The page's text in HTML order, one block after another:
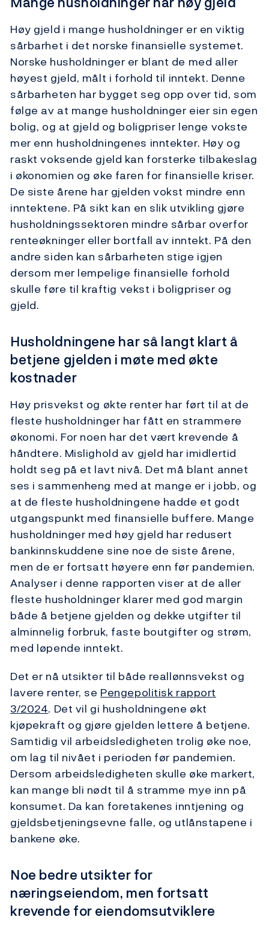
Høy gjeld i mange husholdninger er en viktig
sårbarhet i det norske finansielle systemet.
Norske husholdninger er blant de med aller
høyest gjeld, målt i forhold til inntekt. Denne
sårbarheten har bygget seg opp over tid, som
følge av at mange husholdninger eier sin egen
bolig, og at gjeld og boligpriser lenge vokste
mer enn husholdningenes inntekter. Høy og
raskt voksende gjeld kan forsterke tilbakeslag
i økonomien og øke faren for finansielle kriser.
De siste årene har gjelden vokst mindre enn
inntektene. På sikt kan en slik utvikling gjøre
husholdningssektoren mindre sårbar overfor
renteøkninger eller bortfall av inntekt. På den
andre siden kan sårbarheten stige igjen
dersom mer lempelige finansielle forhold
skulle føre til kraftig vekst i boligpriser og
gjeld.
Husholdningene har så langt klart å
betjene gjelden i møte med økte
kostnader
Høy prisvekst og økte renter har ført til at de
fleste husholdninger har fått en strammere
økonomi. For noen har det vært krevende å
håndtere. Mislighold av gjeld har imidlertid
holdt seg på et lavt nivå. Det må blant annet
ses i sammenheng med at mange er i jobb, og
at de fleste husholdningene hadde et godt
utgangspunkt med finansielle buffere. Mange
husholdninger med høy gjeld har redusert
bankinnskuddene sine noe de siste årene,
men de er fortsatt høyere enn før pandemien.
Analyser i denne rapporten viser at de aller
fleste husholdninger klarer med god margin
både å betjene gjelden og dekke utgifter til
alminnelig forbruk, faste boutgifter og strøm,
med løpende inntekt.
Det er nå utsikter til både reallønnsvekst og
lavere renter, se Pengepolitisk rapport
3/2024. Det vil gi husholdningene økt
kjøpekraft og gjøre gjelden lettere å betjene.
Samtidig vil arbeidsledigheten trolig øke noe,
om lag til nivået i perioden før pandemien.
Dersom arbeidsledigheten skulle øke markert,
kan mange bli nødt til å stramme mye inn på
konsumet. Da kan foretakenes inntjening og
gjeldsbetjeningsevne falle, og utlånstapene i
bankene øke.
Noe bedre utsikter for
næringseiendom, men fortsatt
krevende for eiendomsutviklere